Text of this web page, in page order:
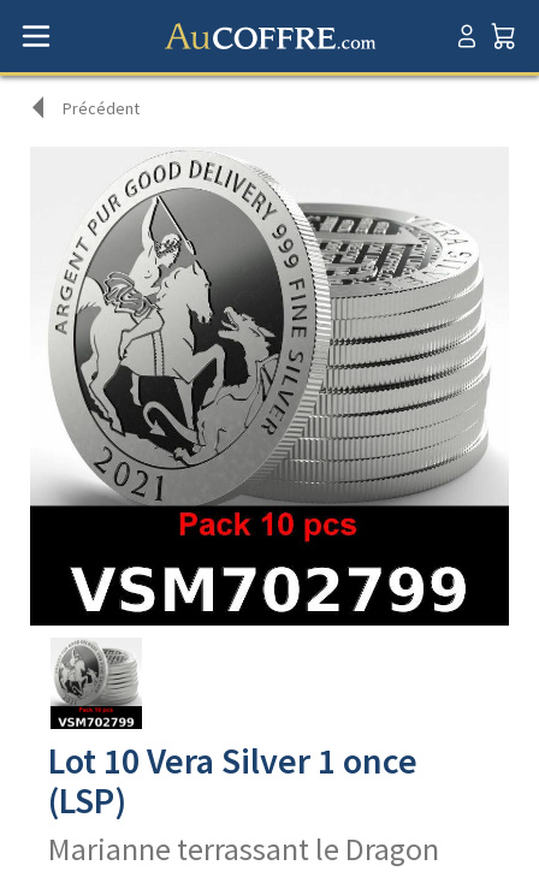
Précédent
produit
Lot 10 Vera Silver 1 once
(LSP)
Marianne terrassant le Dragon